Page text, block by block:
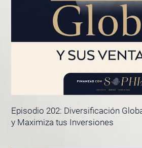
Episodio 202: Diversificación
y Maximiza tus Inversiones